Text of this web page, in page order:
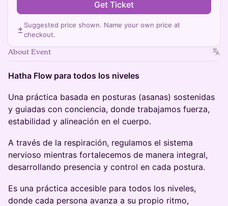
Get Ticket
Suggested price shown. Name your own price at
checkout.
About Event
Hatha Flow para todos los niveles
Una práctica basada en posturas (asanas) sostenidas
y guiadas con conciencia, donde trabajamos fuerza,
estabilidad y alineación en el cuerpo.
A través de la respiración, regulamos el sistema
nervioso mientras fortalecemos de manera integral,
desarrollando presencia y control en cada postura.
Es una práctica accesible para todos los niveles,
donde cada persona avanza a su propio ritmo,